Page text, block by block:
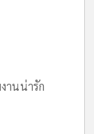
านน่ารัก